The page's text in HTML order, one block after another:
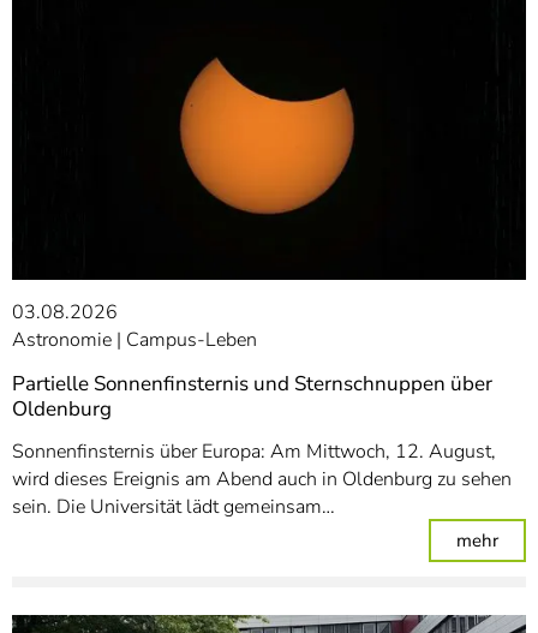
03.08.2026
Astronomie Campus-Leben
Partielle Sonnenfinsternis und Sternschnuppen über
Oldenburg
Sonnenfinsternis über Europa: Am Mittwoch, 12. August,
wird dieses Ereignis am Abend auch in Oldenburg zu sehen
sein. Die Universität lädt gemeinsam…
mehr: